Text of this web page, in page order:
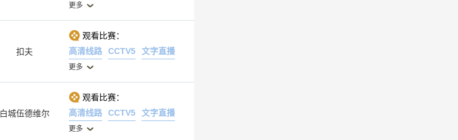
更多
扣夫
观看比赛：
高清线路
CCTV5 文字直播
更多
白城伍德维尔
观看比赛：
高清线路
CCTV5 文字直播
更多